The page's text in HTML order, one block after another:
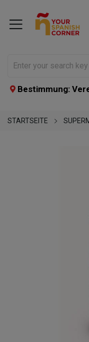
Bestimmung:
STARTSEITE